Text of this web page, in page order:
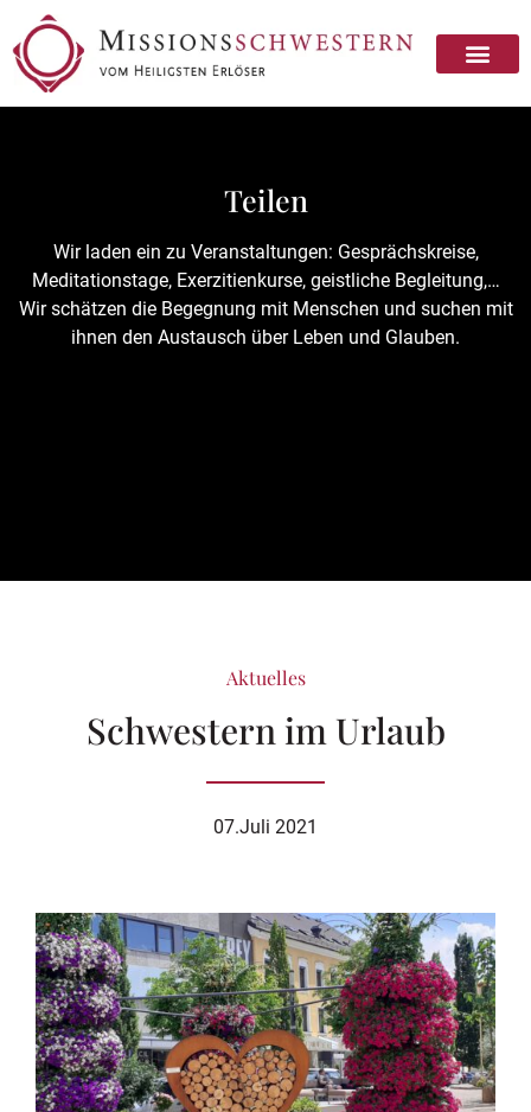
Teilen
Wir laden ein zu Veranstaltungen: Gesprächskreise,
Meditationstage, Exerzitienkurse, geistliche Begleitung,…
Wir schätzen die Begegnung mit Menschen und suchen mit
ihnen den Austausch über Leben und Glauben.
Aktuelles
Schwestern im Urlaub
07.Juli 2021